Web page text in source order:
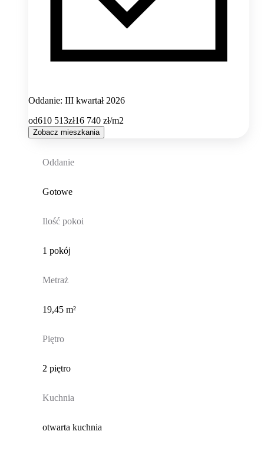
Oddanie: III kwartał 2026
od610 513zł16 740 zł/m2
Zobacz mieszkania
Oddanie
Gotowe
Ilość pokoi
1 pokój
Metraż
19,45 m²
Piętro
2 piętro
Kuchnia
otwarta kuchnia